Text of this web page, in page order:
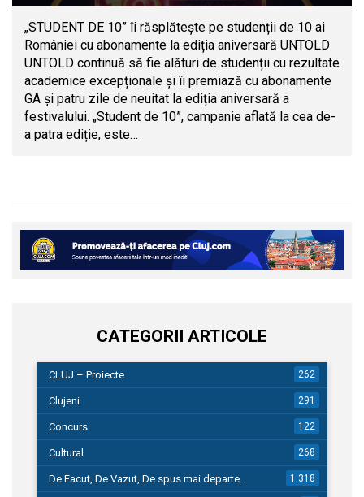
„STUDENT DE 10” îi răsplătește pe studenții de 10 ai
României cu abonamente la ediția aniversară UNTOLD
UNTOLD continuă să fie alături de studenții cu rezultate
academice excepționale și îi premiază cu abonamente
GA și patru zile de neuitat la ediția aniversară a
festivalului. „Student de 10”, campanie aflată la cea de-
a patra ediție, este…
CATEGORII ARTICOLE
CLUJ – Proiecte 262
Clujeni 291
Concurs 122
Cultural 268
De Facut, De Vazut, De spus mai departe… 1.318